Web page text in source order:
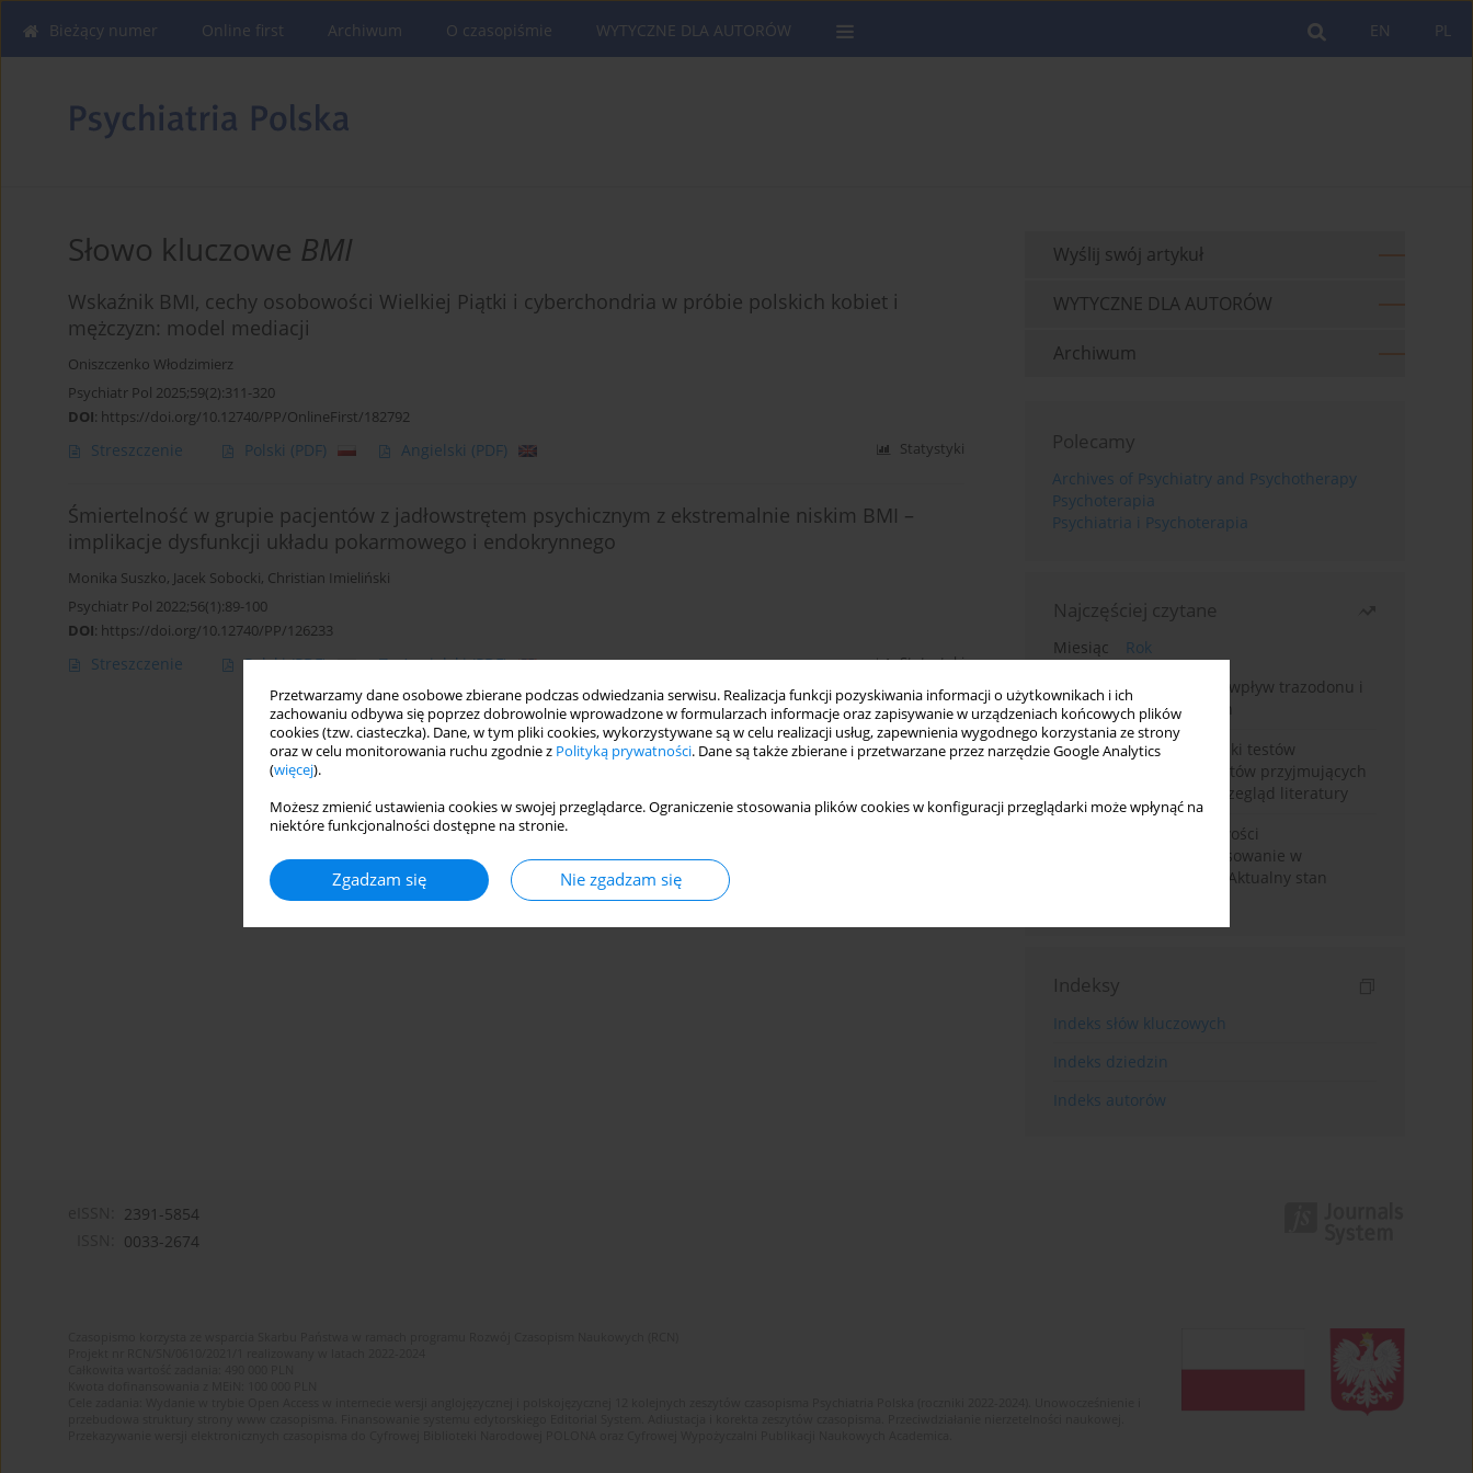
Przetwarzamy dane osobowe zbierane podczas odwiedzania serwisu. Realizacja funkcji pozyskiwania informacji o użytkownikach i ich
zachowaniu odbywa się poprzez dobrowolnie wprowadzone w formularzach informacje oraz zapisywanie w urządzeniach końcowych plików
cookies (tzw. ciasteczka). Dane, w tym pliki cookies, wykorzystywane są w celu realizacji usług, zapewnienia wygodnego korzystania ze strony
oraz w celu monitorowania ruchu zgodnie z Polityką prywatności. Dane są także zbierane i przetwarzane przez narzędzie Google Analytics
(więcej).
Możesz zmienić ustawienia cookies w swojej przeglądarce. Ograniczenie stosowania plików cookies w konfiguracji przeglądarki może wpłynąć na
niektóre funkcjonalności dostępne na stronie.
Zgadzam się Nie zgadzam się
PL
EN
Bieżący numer Online first Archiwum O czasopiśmie WYTYCZNE DLA AUTORÓW
Słowo kluczowe BMI
Wskaźnik BMI, cechy osobowości Wielkiej Piątki i cyberchondria w próbie polskich kobiet i
mężczyzn: model mediacji
Oniszczenko Włodzimierz
Psychiatr Pol 2025;59(2):311-320
DOI: https://doi.org/10.12740/PP/OnlineFirst/182792
Streszczenie Polski (PDF) Angielski (PDF) Statystyki
Śmiertelność w grupie pacjentów z jadłowstrętem psychicznym z ekstremalnie niskim BMI –
implikacje dysfunkcji układu pokarmowego i endokrynnego
Monika Suszko, Jacek Sobocki, Christian Imieliński
Psychiatr Pol 2022;56(1):89-100
DOI: https://doi.org/10.12740/PP/126233
Streszczenie Polski(PDF) Angielski(PDF) Statystyki
Wyślij swój artykuł
WYTYCZNE DLA AUTORÓW
Archiwum
Polecamy
Archives of Psychiatry and Psychotherapy
Psychoterapia
Psychiatria i Psychoterapia
Najczęściej czytane
Miesiąc
Rok
Leczenie bezsenności – wpływ trazodonu i
leków nasennych na sen
Fałszywie dodatnie wyniki testów
narkotykowych u pacjentów przyjmujących
leki psychotropowe – przegląd literatury
Wortioksetyna – właściwości
farmakologiczne i zastosowanie w
zaburzeniach nastroju. Aktualny stan
Indeksy
Indeks słów kluczowych
Indeks dziedzin
Indeks autorów
2391-5854
0033-2674